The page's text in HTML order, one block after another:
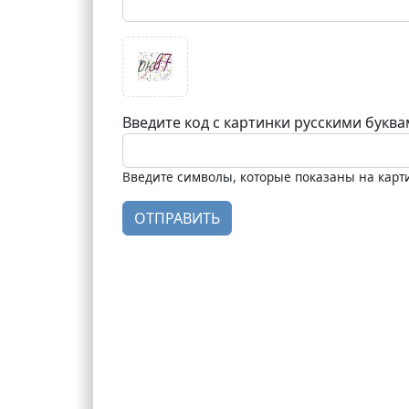
Введите код с картинки русскими
Введите символы, которые показаны на